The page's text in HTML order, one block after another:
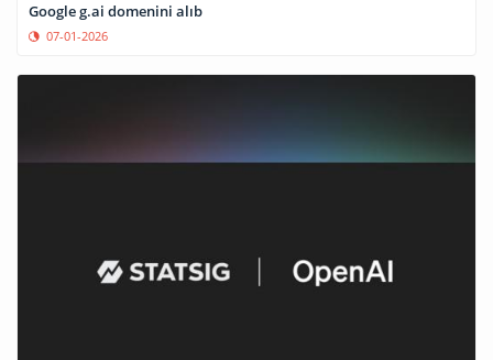
Google g.ai domenini alıb
07-01-2026